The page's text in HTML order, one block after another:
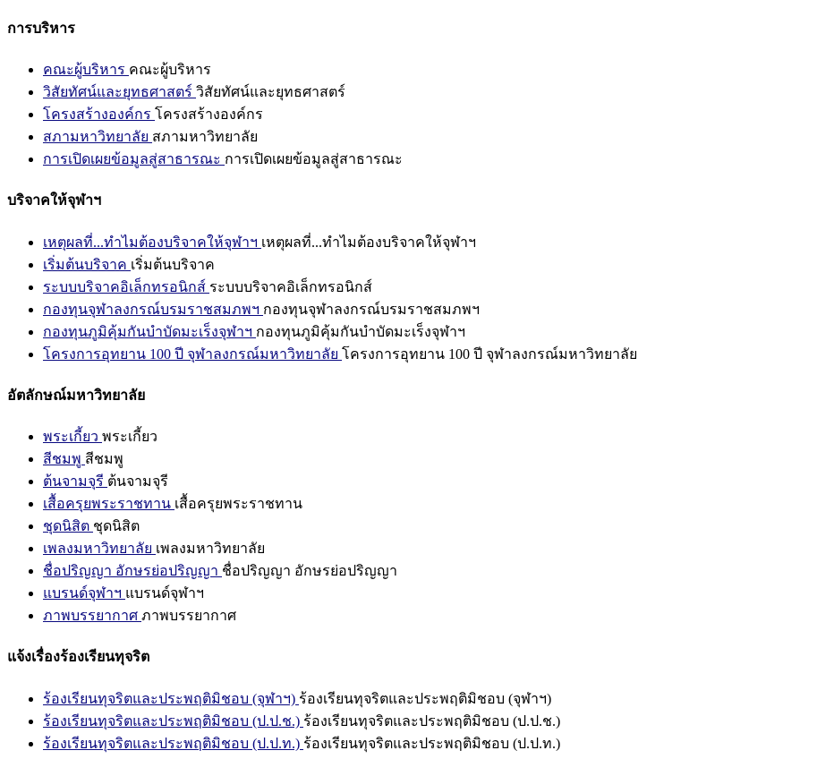
การบริหาร
คณะผู้บริหาร คณะผู้บริหาร
วิสัยทัศน์และยุทธศาสตร์ วิสัยทัศน์และยุทธศาสตร์
โครงสร้างองค์กร โครงสร้างองค์กร
สภามหาวิทยาลัย สภามหาวิทยาลัย
การเปิดเผยข้อมูลสู่สาธารณะ การเปิดเผยข้อมูลสู่สาธารณะ
บริจาคให้จุฬาฯ
เหตุผลที่...ทำไมต้องบริจาคให้จุฬาฯ เหตุผลที่...ทำไมต้องบริจาคให้จุฬาฯ
เริ่มต้นบริจาค เริ่มต้นบริจาค
ระบบบริจาคอิเล็กทรอนิกส์ ระบบบริจาคอิเล็กทรอนิกส์
กองทุนจุฬาลงกรณ์บรมราชสมภพฯ กองทุนจุฬาลงกรณ์บรมราชสมภพฯ
กองทุนภูมิคุ้มกันบำบัดมะเร็งจุฬาฯ กองทุนภูมิคุ้มกันบำบัดมะเร็งจุฬาฯ
โครงการอุทยาน 100 ปี จุฬาลงกรณ์มหาวิทยาลัย โครงการอุทยาน 100 ปี จุฬาลงกรณ์มหาวิทยาลัย
อัตลักษณ์มหาวิทยาลัย
พระเกี้ยว พระเกี้ยว
สีชมพู สีชมพู
ต้นจามจุรี ต้นจามจุรี
เสื้อครุยพระราชทาน เสื้อครุยพระราชทาน
ชุดนิสิต ชุดนิสิต
เพลงมหาวิทยาลัย เพลงมหาวิทยาลัย
ชื่อปริญญา อักษรย่อปริญญา ชื่อปริญญา อักษรย่อปริญญา
แบรนด์จุฬาฯ แบรนด์จุฬาฯ
ภาพบรรยากาศ ภาพบรรยากาศ
แจ้งเรื่องร้องเรียนทุจริต
ร้องเรียนทุจริตและประพฤติมิชอบ (จุฬาฯ) ร้องเรียนทุจริตและประพฤติมิชอบ (จุฬาฯ)
ร้องเรียนทุจริตและประพฤติมิชอบ (ป.ป.ช.) ร้องเรียนทุจริตและประพฤติมิชอบ (ป.ป.ช.)
ร้องเรียนทุจริตและประพฤติมิชอบ (ป.ป.ท.) ร้องเรียนทุจริตและประพฤติมิชอบ (ป.ป.ท.)